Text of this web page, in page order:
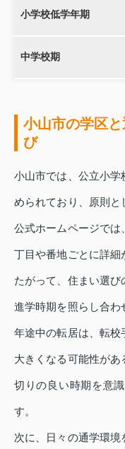
小学校低学年期
中学校期
小山市の学区
び
小山市では、公立小学
められており、原則
公式ホームページでは
丁目や番地ごとに詳細
たがって、住まい選
進学時期を照らし合
年途中の転居は、転
大きくなる可能性が
切りの良い時期を意
す。
次に、日々の通学環境